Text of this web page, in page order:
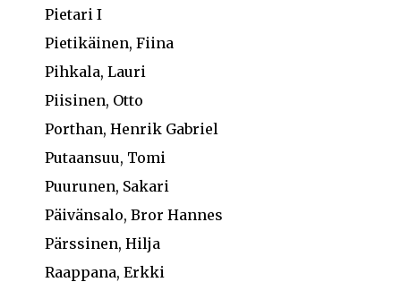
Pietari I
Pietikäinen, Fiina
Pihkala, Lauri
Piisinen, Otto
Porthan, Henrik Gabriel
Putaansuu, Tomi
Puurunen, Sakari
Päivänsalo, Bror Hannes
Pärssinen, Hilja
Raappana, Erkki